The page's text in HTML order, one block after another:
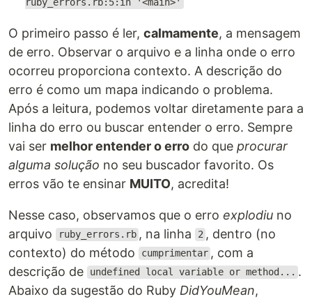
ruby_errors.rb:5:in '<main>'
O primeiro passo é ler, calmamente, a mensagem
de erro. Observar o arquivo e a linha onde o erro
ocorreu proporciona contexto. A descrição do
erro é como um mapa indicando o problema.
Após a leitura, podemos voltar diretamente para a
linha do erro ou buscar entender o erro. Sempre
vai ser melhor entender o erro do que procurar
alguma solução no seu buscador favorito. Os
erros vão te ensinar MUITO, acredita!
Nesse caso, observamos que o erro explodiu no
arquivo
ruby_errors.rb , na linha 2 , dentro (no
contexto) do método
cumprimentar , com a
descrição de
undefined local variable or method... .
Abaixo da sugestão do Ruby DidYouMean,